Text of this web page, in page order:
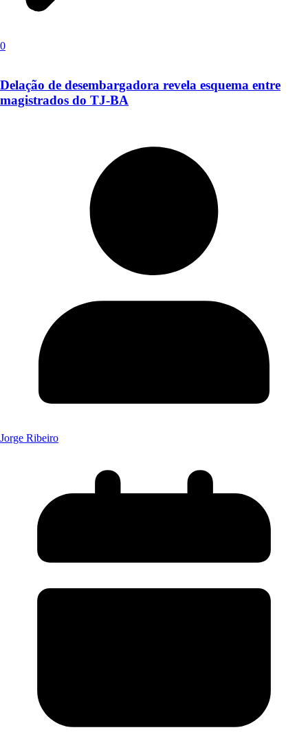
0
Delação de desembargadora revela esquema entre
magistrados do TJ-BA
Jorge Ribeiro